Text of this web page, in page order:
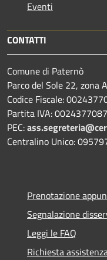
Eventi
CONTATTI
Comune di Paternò
Parco del Sole 22, zona
Codice Fiscale:
Partita IVA:
PEC:
Centralino Unico:
Prenotazione
Segnalazione
Leggi le FAQ
Richiesta